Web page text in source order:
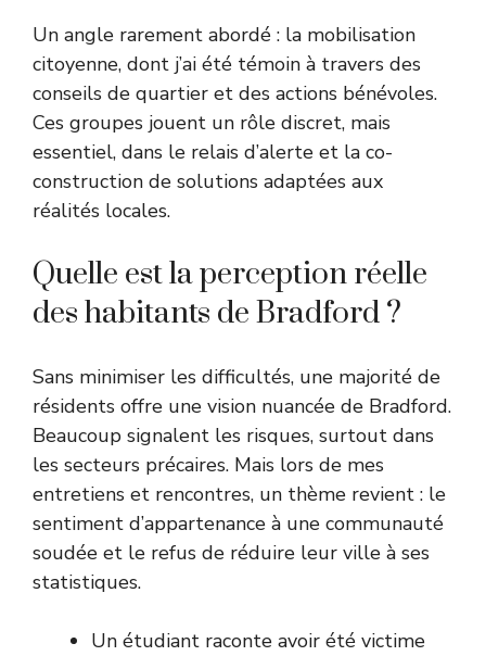
Un angle rarement abordé : la mobilisation
citoyenne, dont j’ai été témoin à travers des
conseils de quartier et des actions bénévoles.
Ces groupes jouent un rôle discret, mais
essentiel, dans le relais d’alerte et la co-
construction de solutions adaptées aux
réalités locales.
Quelle est la perception réelle
des habitants de Bradford ?
Sans minimiser les difficultés, une majorité de
résidents offre une vision nuancée de Bradford.
Beaucoup signalent les risques, surtout dans
les secteurs précaires. Mais lors de mes
entretiens et rencontres, un thème revient : le
sentiment d’appartenance à une communauté
soudée et le refus de réduire leur ville à ses
statistiques.
Un étudiant raconte avoir été victime